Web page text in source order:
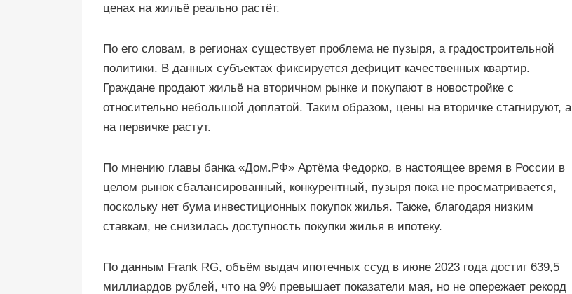
ценах на жильё реально растёт.
По его словам, в регионах существует проблема не пузыря, а градостроительной
политики. В данных субъектах фиксируется дефицит качественных квартир.
Граждане продают жильё на вторичном рынке и покупают в новостройке с
относительно небольшой доплатой. Таким образом, цены на вторичке стагнируют, а
на первичке растут.
По мнению главы банка «Дом.РФ» Артёма Федорко, в настоящее время в России в
целом рынок сбалансированный, конкурентный, пузыря пока не просматривается,
поскольку нет бума инвестиционных покупок жилья. Также, благодаря низким
ставкам, не снизилась доступность покупки жилья в ипотеку.
По данным Frank RG, объём выдач ипотечных ссуд в июне 2023 года достиг 639,5
миллиардов рублей, что на 9% превышает показатели мая, но не опережает рекорд